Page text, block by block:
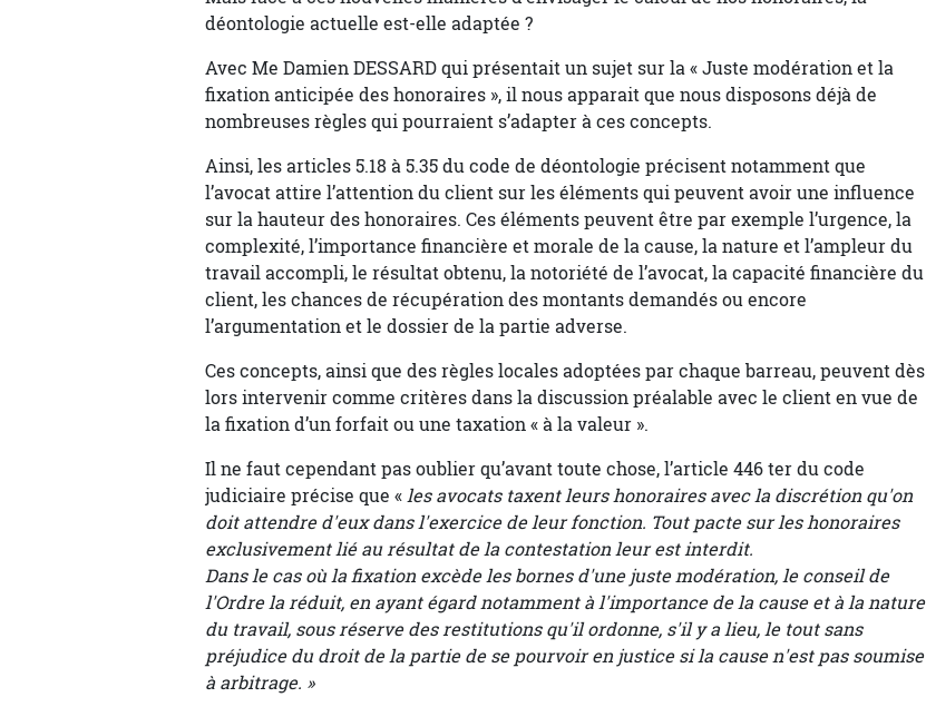
déontologie actuelle est-elle adaptée ?
Avec Me Damien DESSARD qui présentait un sujet sur la « Juste modération et la
fixation anticipée des honoraires », il nous apparait que nous disposons déjà de
nombreuses règles qui pourraient s’adapter à ces concepts.
Ainsi, les articles 5.18 à 5.35 du code de déontologie précisent notamment que
l’avocat attire l’attention du client sur les éléments qui peuvent avoir une influence
sur la hauteur des honoraires. Ces éléments peuvent être par exemple l’urgence, la
complexité, l’importance financière et morale de la cause, la nature et l’ampleur du
travail accompli, le résultat obtenu, la notoriété de l’avocat, la capacité financière du
client, les chances de récupération des montants demandés ou encore
l’argumentation et le dossier de la partie adverse.
Ces concepts, ainsi que des règles locales adoptées par chaque barreau, peuvent dès
lors intervenir comme critères dans la discussion préalable avec le client en vue de
la fixation d’un forfait ou une taxation « à la valeur ».
Il ne faut cependant pas oublier qu’avant toute chose, l’article 446 ter du code
judiciaire précise que «les avocats taxent leurs honoraires avec la discrétion qu'on
doit attendre d'eux dans l'exercice de leur fonction. Tout pacte sur les honoraires
exclusivement lié au résultat de la contestation leur est interdit.
Dans le cas où la fixation excède les bornes d'une juste modération, le conseil de
l'Ordre la réduit, en ayant égard notamment à l'importance de la cause et à la nature
du travail, sous réserve des restitutions qu'il ordonne, s'il y a lieu, le tout sans
préjudice du droit de la partie de se pourvoir en justice si la cause n'est pas soumise
à arbitrage. »